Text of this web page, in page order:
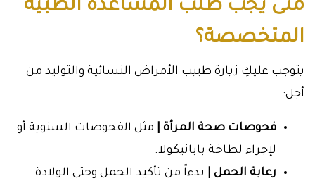
متى يجب طلب المساعدة الطبية
المتخصصة؟
يتوجب عليكِ زيارة طبيب الأمراض النسائية والتوليد من
أجل:
فحوصات صحة المرأة |
مثل الفحوصات السنوية أو
لإجراء لطاخة بابانيكولا.
رعاية الحمل |
بدءاً من تأكيد الحمل وحتى الولادة